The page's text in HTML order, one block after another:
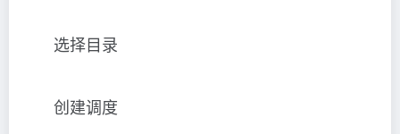
选择目录
创建调度